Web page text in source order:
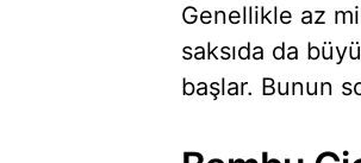
Genellikle az
saksıda da
başlar. Bunun